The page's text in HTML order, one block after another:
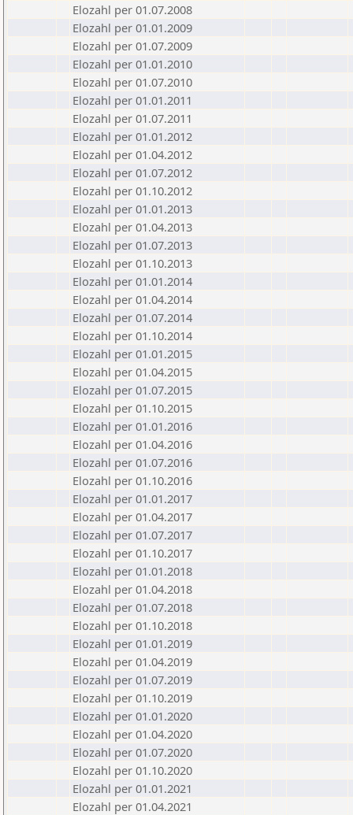
Elozahl per 01.07.2008
Elozahl per 01.01.2009
Elozahl per 01.07.2009
Elozahl per 01.01.2010
Elozahl per 01.07.2010
Elozahl per 01.01.2011
Elozahl per 01.07.2011
Elozahl per 01.01.2012
Elozahl per 01.04.2012
Elozahl per 01.07.2012
Elozahl per 01.10.2012
Elozahl per 01.01.2013
Elozahl per 01.04.2013
Elozahl per 01.07.2013
Elozahl per 01.10.2013
Elozahl per 01.01.2014
Elozahl per 01.04.2014
Elozahl per 01.07.2014
Elozahl per 01.10.2014
Elozahl per 01.01.2015
Elozahl per 01.04.2015
Elozahl per 01.07.2015
Elozahl per 01.10.2015
Elozahl per 01.01.2016
Elozahl per 01.04.2016
Elozahl per 01.07.2016
Elozahl per 01.10.2016
Elozahl per 01.01.2017
Elozahl per 01.04.2017
Elozahl per 01.07.2017
Elozahl per 01.10.2017
Elozahl per 01.01.2018
Elozahl per 01.04.2018
Elozahl per 01.07.2018
Elozahl per 01.10.2018
Elozahl per 01.01.2019
Elozahl per 01.04.2019
Elozahl per 01.07.2019
Elozahl per 01.10.2019
Elozahl per 01.01.2020
Elozahl per 01.04.2020
Elozahl per 01.07.2020
Elozahl per 01.10.2020
Elozahl per 01.01.2021
Elozahl per 01.04.2021